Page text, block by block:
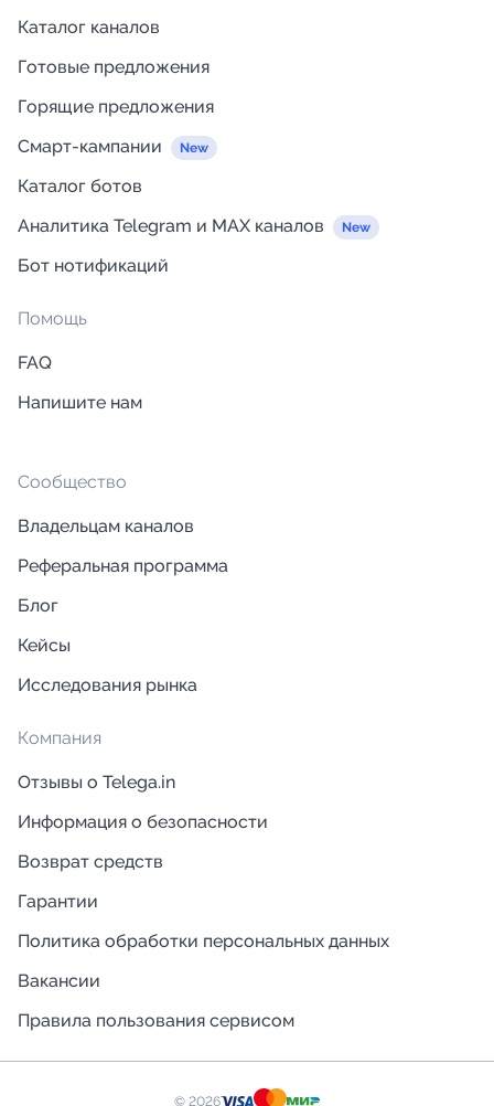
Каталог каналов
Готовые предложения
Горящие предложения
Смарт-кампании
Каталог ботов
Аналитика Telegram и MAX каналов
Бот нотификаций
Помощь
FAQ
Напишите нам
Сообщество
Владельцам каналов
Реферальная программа
Блог
Кейсы
Исследования рынка
Компания
Отзывы о Telega.in
Информация о безопасности
Возврат средств
Гарантии
Политика обработки персональных данных
Вакансии
Правила пользования сервисом
© 2026